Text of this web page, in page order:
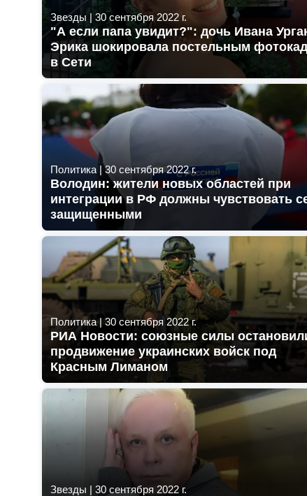
Звезды | 30 сентября 2022 г.
"А если папа увидит?": дочь Ивана
Эрика шокировала постельным
в Сети
Политика|30 сентября 2022 г.
Володин: жители новых областей при
интеграции в РФ должны чувствовать
защищенными
Политика| 30 сентября 2022 г.
РИА Новости: союзные силы
продвижение украинских войск под
Красным Лиманом
Звезды | 30 сентября 2022 г.